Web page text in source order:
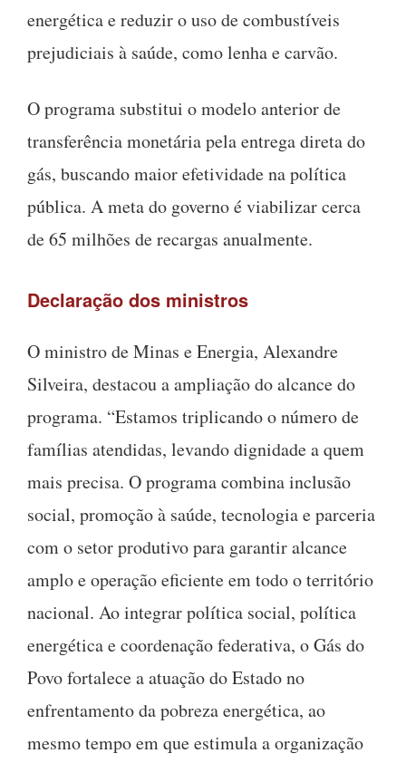
energética e reduzir o uso de combustíveis
prejudiciais à saúde, como lenha e carvão.
O programa substitui o modelo anterior de
transferência monetária pela entrega direta do
gás, buscando maior efetividade na política
pública. A meta do governo é viabilizar cerca
de 65 milhões de recargas anualmente.
Declaração dos ministros
O ministro de Minas e Energia, Alexandre
Silveira, destacou a ampliação do alcance do
programa. “Estamos triplicando o número de
famílias atendidas, levando dignidade a quem
mais precisa. O programa combina inclusão
social, promoção à saúde, tecnologia e parceria
com o setor produtivo para garantir alcance
amplo e operação eficiente em todo o território
nacional. Ao integrar política social, política
energética e coordenação federativa, o Gás do
Povo fortalece a atuação do Estado no
enfrentamento da pobreza energética, ao
mesmo tempo em que estimula a organização